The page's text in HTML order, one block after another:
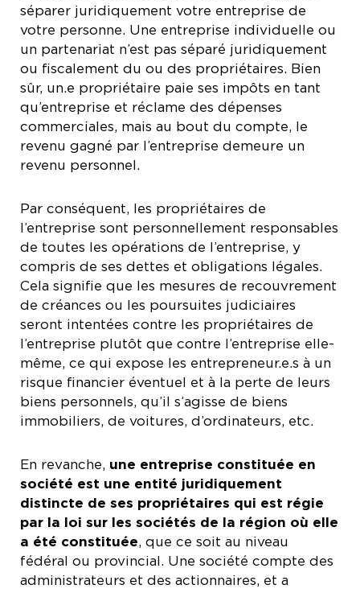
séparer juridiquement votre entreprise de
votre personne. Une entreprise individuelle ou
un partenariat n’est pas séparé juridiquement
ou fiscalement du ou des propriétaires. Bien
sûr, un.e propriétaire paie ses impôts en tant
qu’entreprise et réclame des dépenses
commerciales, mais au bout du compte, le
revenu gagné par l’entreprise demeure un
revenu personnel.
Par conséquent, les propriétaires de
l’entreprise sont personnellement responsables
de toutes les opérations de l’entreprise, y
compris de ses dettes et obligations légales.
Cela signifie que les mesures de recouvrement
de créances ou les poursuites judiciaires
seront intentées contre les propriétaires de
l’entreprise plutôt que contre l’entreprise elle-
même, ce qui expose les entrepreneur.e.s à un
risque financier éventuel et à la perte de leurs
biens personnels, qu’il s’agisse de biens
immobiliers, de voitures, d’ordinateurs, etc.
En revanche, une entreprise constituée en
société est une entité juridiquement
distincte de ses propriétaires qui est régie
par la loi sur les sociétés de la région où elle
a été constituée, que ce soit au niveau
fédéral ou provincial. Une société compte des
administrateurs et des actionnaires, et a